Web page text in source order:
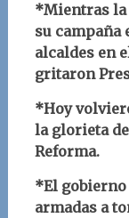
*Mientras la
su campaña
alcaldes en
gritaron
*Hoy
la glorieta
Reforma.
*El gobierno
armadas a